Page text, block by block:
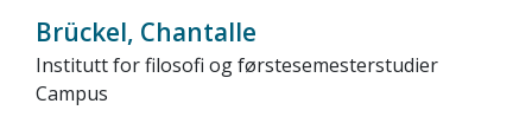
Brückel, Chantalle
Institutt for filosofi og førstesemesterstudier
Campus